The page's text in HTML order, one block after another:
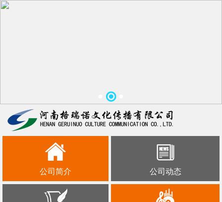
公司简介 公司动态